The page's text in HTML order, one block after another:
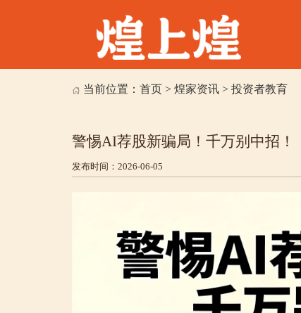
当前位置： 首页> 煌家资讯> 投资者教育
警惕AI荐股新骗局！千万别中招！
发布时间：2026-06-05